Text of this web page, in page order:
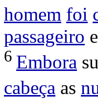
homem foi
passageiro
6 Embora
cabeça as